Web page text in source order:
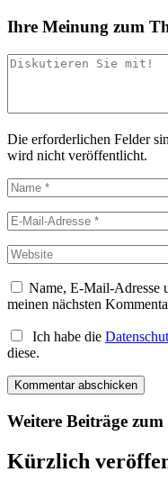
Ihre Meinung zum
Die erforderlichen Felder
wird nicht veröffentlicht.
Name, E-Mail-Adresse
meinen nächsten
Ich habe die
diese.
Weitere Beiträge
Kürzlich